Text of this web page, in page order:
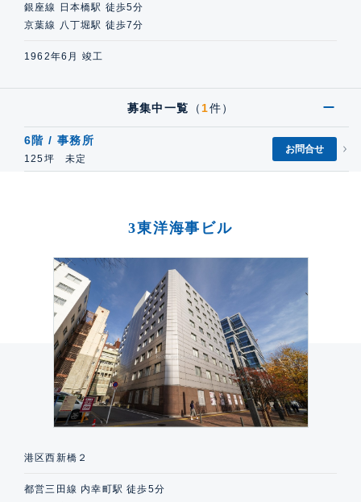
銀座線 日本橋駅 徒歩5分
京葉線 八丁堀駅 徒歩7分
1962年6月 竣工
募集中一覧 （ 1件）
6階 / 事務所
125坪 未定
お問合せ
3東洋海事ビル
港区西新橋２
都営三田線 内幸町駅 徒歩5分